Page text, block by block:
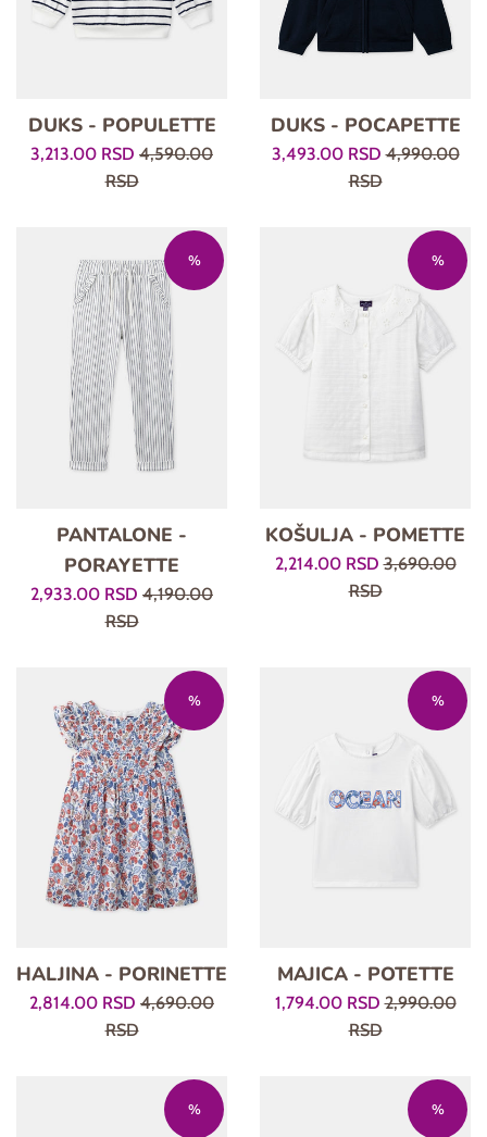
DUKS - POPULETTE
Prodajna
3,213.00 RSD Regularna
cena
4,590.00
RSD
DUKS - POCAPETTE
Prodajna
3,493.00 RSDRegularna
4,990.00
RSD
PANTALONE -
PORAYETTE
Prodajna
2,933.00 RSD Regularna
4,190.00
RSD
%
KOŠULJA - POMETTE
Prodajna
2,214.00 RSDRegularna
cena
3,690.00
RSD
%
HALJINA - PORINETTE
Prodajna
2,814.00 RSD Regularna
4,690.00
RSD
%
MAJICA - POTETTE
Prodajna
1,794.00 RSDRegularna
2,990.00
RSD
%
% %